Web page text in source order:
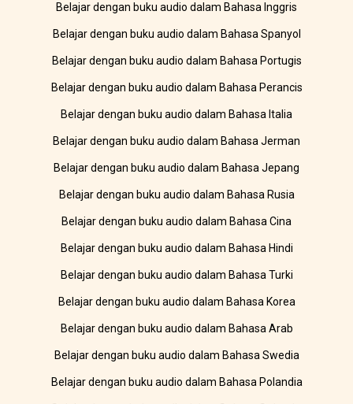
Belajar dengan buku audio dalam Bahasa Inggris
Belajar dengan buku audio dalam Bahasa Spanyol
Belajar dengan buku audio dalam Bahasa Portugis
Belajar dengan buku audio dalam Bahasa Perancis
Belajar dengan buku audio dalam Bahasa Italia
Belajar dengan buku audio dalam Bahasa Jerman
Belajar dengan buku audio dalam Bahasa Jepang
Belajar dengan buku audio dalam Bahasa Rusia
Belajar dengan buku audio dalam Bahasa Cina
Belajar dengan buku audio dalam Bahasa Hindi
Belajar dengan buku audio dalam Bahasa Turki
Belajar dengan buku audio dalam Bahasa Korea
Belajar dengan buku audio dalam Bahasa Arab
Belajar dengan buku audio dalam Bahasa Swedia
Belajar dengan buku audio dalam Bahasa Polandia